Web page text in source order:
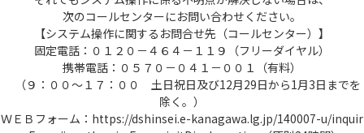
次のコールセンターにお問い合わせください。
【システム操作に関するお問合せ先（コールセンター）】
固定電話：０１２０－４６４－１１９（フリーダイヤル）
携帯電話：０５７０－０４１－００１（有料）
（９：００～１７：００ 土日祝日及び12月29日から1月3日までを
除く。）
ＷＥＢフォーム：https://dshinsei.e-kanagawa.lg.jp/140007-u/inquir